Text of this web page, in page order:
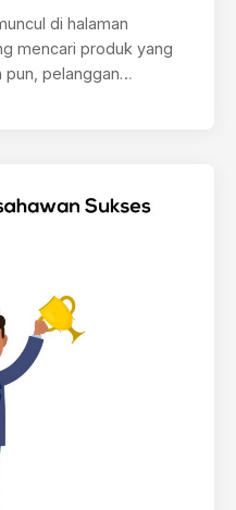
di halaman
mencari produk yang
pun, pelanggan…